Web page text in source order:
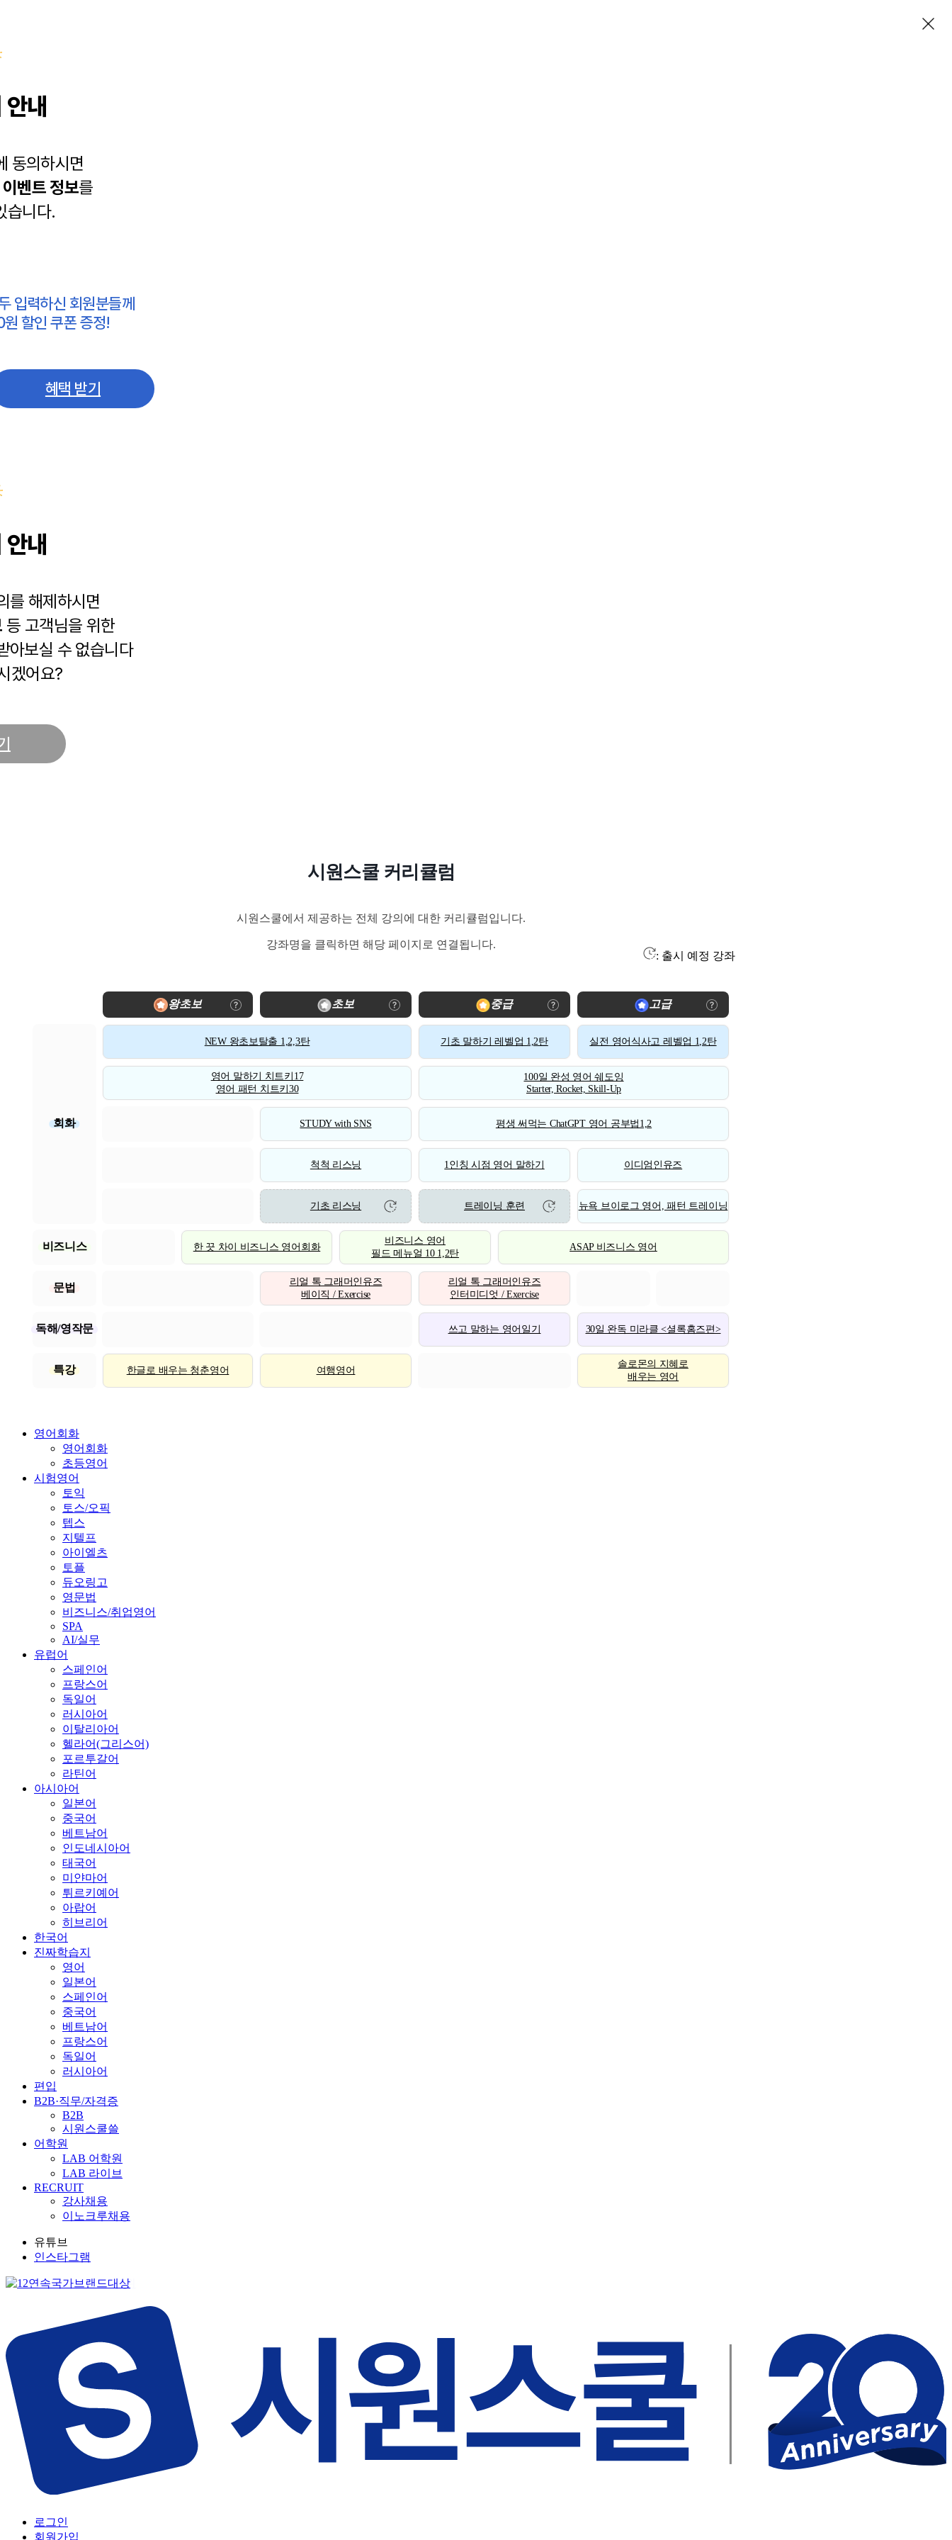
내
동의하시면
이벤트 정보를
습니다.
입력하신 회원분들께
할인 쿠폰 증정!
혜택 받기
내
를 해제하시면
등 고객님을 위한
아보실 수 없습니다
겠어요?
시원스쿨 커리큘럼
시원스쿨에서 제공하는 전체 강의에 대한 커리큘럼입니다.
강좌명을 클릭하면 해당 페이지로 연결됩니다.
: 출시 예정 강좌
왕초보 초보 중급 고급
회화
NEW 왕초보탈출 1,2,3탄 기초 말하기 레벨업 1,2탄 실전 영어식사고 레벨업 1,2탄
영어 말하기 치트키17
영어 패턴 치트키30
100일 완성 영어 쉐도잉
Starter, Rocket, Skill-Up
STUDY with SNS 평생 써먹는 ChatGPT 영어 공부법1,2
척척 리스닝 1인칭 시점 영어 말하기 이디엄인유즈
기초 리스닝 트레이닝 훈련 뉴욕 브이로그 영어, 패턴 트레이닝
비즈니스 한 끗 차이 비즈니스 영어회화
비즈니스 영어
필드 메뉴얼 10 1,2탄
ASAP 비즈니스 영어
문법
리얼 톡 그래머인유즈
베이직 / Exercise
리얼 톡 그래머인유즈
인터미디엇 / Exercise
독해/영작문 쓰고 말하는 영어일기 30일 완독 미라클 <셜록홈즈편>
특강 한글로 배우는 청춘영어 여행영어
솔로몬의 지혜로
배우는 영어
영어회화
영어회화
초등영어
시험영어
토익
토스/오픽
텝스
지텔프
아이엘츠
토플
듀오링고
영문법
비즈니스/취업영어
SPA
AI/실무
유럽어
스페인어
프랑스어
독일어
러시아어
이탈리아어
헬라어(그리스어)
포르투갈어
라틴어
아시아어
일본어
중국어
베트남어
인도네시아어
태국어
미얀마어
튀르키예어
아랍어
히브리어
한국어
진짜학습지
영어
일본어
스페인어
중국어
베트남어
프랑스어
독일어
러시아어
편입
B2B·직무/자격증
B2B
시원스쿨쓸
어학원
LAB 어학원
LAB 라이브
RECRUIT
강사채용
이노크루채용
유튜브
인스타그램
로그인
회원가입